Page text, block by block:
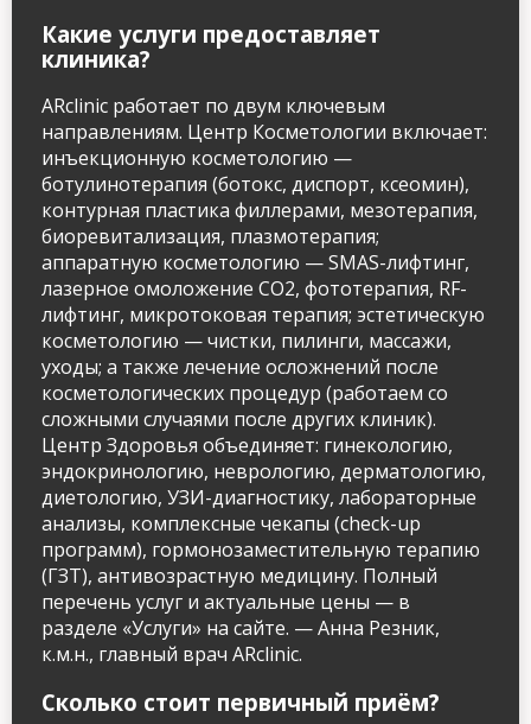
Какие услуги предоставляет
клиника?
ARclinic работает по двум ключевым
направлениям. Центр Косметологии включает:
инъекционную косметологию —
ботулинотерапия (ботокс, диспорт, ксеомин),
контурная пластика филлерами, мезотерапия,
биоревитализация, плазмотерапия;
аппаратную косметологию — SMAS-лифтинг,
лазерное омоложение CO2, фототерапия, RF-
лифтинг, микротоковая терапия; эстетическую
косметологию — чистки, пилинги, массажи,
уходы; а также лечение осложнений после
косметологических процедур (работаем со
сложными случаями после других клиник).
Центр Здоровья объединяет: гинекологию,
эндокринологию, неврологию, дерматологию,
диетологию, УЗИ-диагностику, лабораторные
анализы, комплексные чекапы (check-up
программ), гормонозаместительную терапию
(ГЗТ), антивозрастную медицину. Полный
перечень услуг и актуальные цены — в
разделе «Услуги» на сайте. — Анна Резник,
к.м.н., главный врач ARclinic.
Сколько стоит первичный приём?